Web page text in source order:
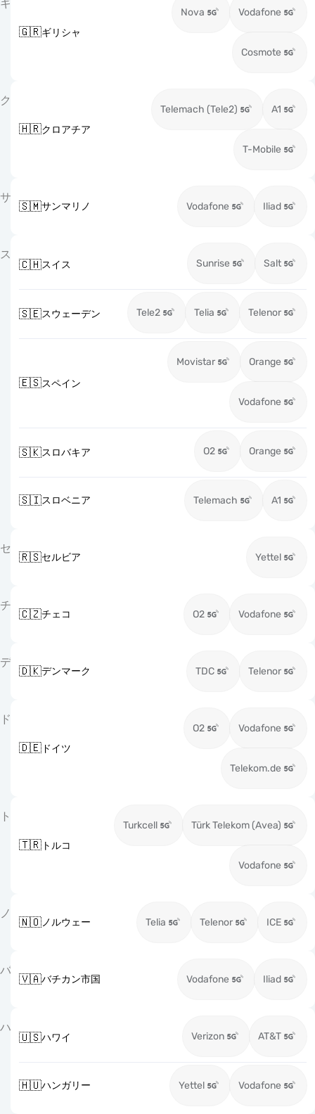
ギ
🇬🇷ギリシャ
Nova Vodafone
Cosmote
ク
🇭🇷クロアチア
Telemach (Tele2) A1
T-Mobile
サ
🇸🇲サンマリノ Vodafone Iliad
ス
🇨🇭スイス Sunrise Salt
🇸🇪スウェーデン Tele2 Telia Telenor
🇪🇸スペイン
Movistar Orange
Vodafone
🇸🇰スロバキア O2 Orange
🇸🇮スロベニア Telemach A1
セ
🇷🇸セルビア Yettel
チ
🇨🇿チェコ O2 Vodafone
デ
🇩🇰デンマーク TDC Telenor
ド
🇩🇪ドイツ
O2 Vodafone
Telekom.de
ト
🇹🇷トルコ
Turkcell Türk Telekom (Avea)
Vodafone
ノ
🇳🇴ノルウェー Telia Telenor ICE
バ
🇻🇦バチカン市国 Vodafone Iliad
ハ
🇺🇸ハワイ Verizon AT&T
🇭🇺ハンガリー Yettel Vodafone